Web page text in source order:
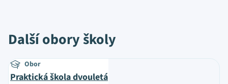
Další obory školy
Obor
Praktická škola dvouletá